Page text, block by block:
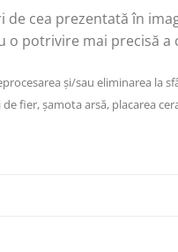
cea prezentată în
potrivire mai precisă
și/sau eliminarea la
fier, șamota arsă, placarea